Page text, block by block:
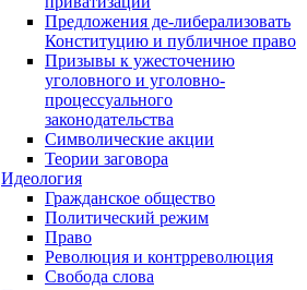
Предложения де-либерализовать
Конституцию и публичное право
Призывы к ужесточению
уголовного и уголовно-
процессуального
законодательства
Символические акции
Теории заговора
Идеология
Гражданское общество
Политический режим
Право
Революция и контрреволюция
Свобода слова